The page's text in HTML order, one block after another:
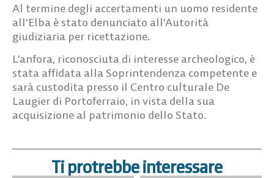
Al termine degli accertamenti un uomo residente
all’Elba è stato denunciato all’Autorità
giudiziaria per ricettazione.
L’anfora, riconosciuta di interesse archeologico, è
stata affidata alla Soprintendenza competente e
sarà custodita presso il Centro culturale De
Laugier di Portoferraio, in vista della sua
acquisizione al patrimonio dello Stato.
Ti protrebbe interessare